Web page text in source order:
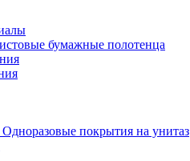
бумажные полотенца
Одноразовые покрытия на унитаз